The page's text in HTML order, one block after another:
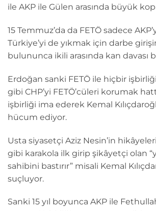
ile AKP ile Gülen arasında büyük
15 Temmuz’da da FETÖ sadece
Türkiye’yi de yıkmak için darbe
bulununca ikili arasında kan davası
Erdoğan sanki FETÖ ile hiçbir
gibi CHP’yi FETÖ’cüleri korumak
işbirliği ima ederek Kemal
hücum ediyor.
Usta siyasetçi Aziz Nesin’in
gibi karakola ilk girip şikâyetçi olan
sahibini bastırır” misali Kemal
suçluyor.
Sanki 15 yıl boyunca AKP ile